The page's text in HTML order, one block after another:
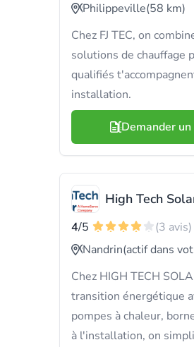
Philippeville(58 km)
Chez FJ TEC, on
solutions de chauffage
qualifiés
installation.
Demander un
High Tech
4/5
(3 avis)
Nandrin(actif dans
Chez HIGH TECH
transition énergétique
pompes à chaleur,
à l'installation, on